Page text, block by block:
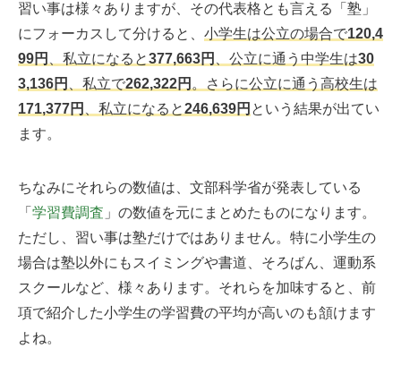
習い事は様々ありますが、その代表格とも言える「塾」
にフォーカスして分けると、 小学生は公立の場合で120,4
99円
、私立になると377,663円 、公立に通う中学生は30
3,136円
、私立で262,322円 。さらに公立に通う高校生は
171,377円
、私立になると246,639円 という結果が出てい
ます。
ちなみにそれらの数値は、文部科学省が発表している
「 学習費調査 」の数値を元にまとめたものになります。
ただし、習い事は塾だけではありません。特に小学生の
場合は塾以外にもスイミングや書道、そろばん、運動系
スクールなど、様々あります。それらを加味すると、前
項で紹介した小学生の学習費の平均が高いのも頷けます
よね。